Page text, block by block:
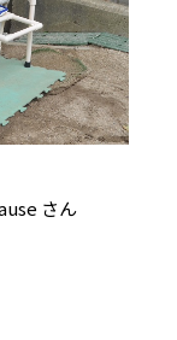
さん